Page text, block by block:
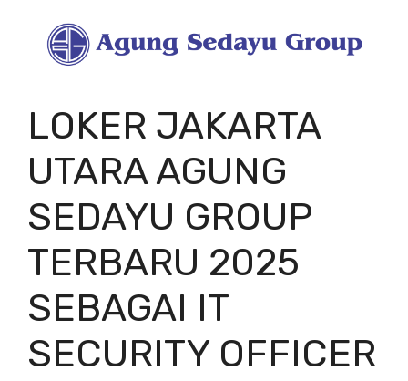
LOKER JAKARTA
UTARA AGUNG
SEDAYU GROUP
TERBARU 2025
SEBAGAI IT
SECURITY OFFICER